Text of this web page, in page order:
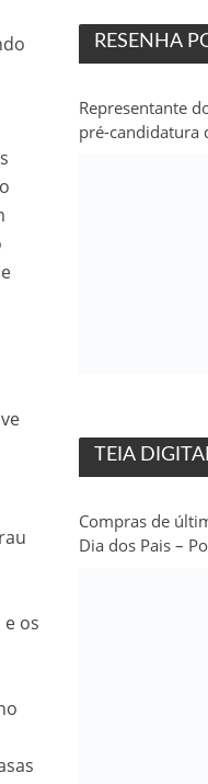
os
RESENHA
Representante
pré-candidatura
TEIA
Compras de
Dia